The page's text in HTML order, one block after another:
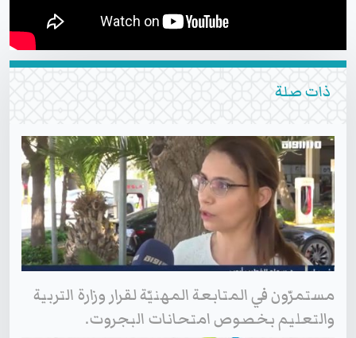
ذات صلة
مستمرّون في المتابعة المهنيّة لقرار وزارة التربية
والتعليم بخصوص امتحانات البجروت.